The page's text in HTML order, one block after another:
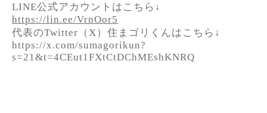
LINE公式アカウントはこちら↓
https://lin.ee/VrnOor5
代表のTwitter（X）住まゴリくんはこちら↓
https://x.com/sumagorikun?
s=21&t=4CEut1FXtCtDChMEshKNRQ